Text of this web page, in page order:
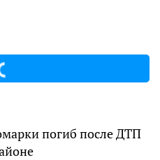
погиб после ДТП